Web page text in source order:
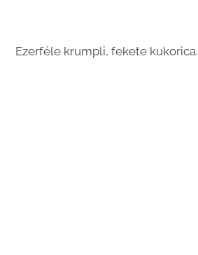
Ezerféle krumpli, fekete kukorica.